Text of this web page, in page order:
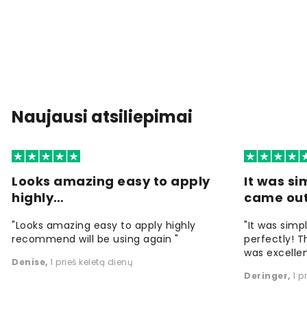
Naujausi atsiliepimai
Looks amazing easy to apply
highly…
"Looks amazing easy to apply highly
recommend will be using again "
Denise, 1 prieš keletą dienų
It was
came
"It was
perfectly!
was
Deringer, 1